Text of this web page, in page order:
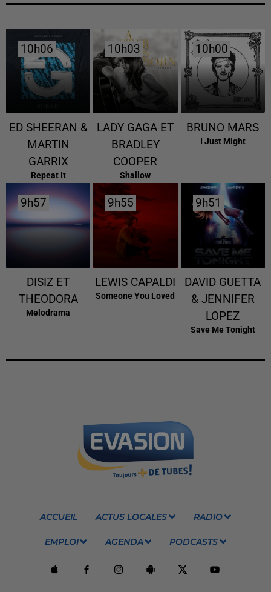
10h06
10h06
ED SHEERAN &
MARTIN
GARRIX
Repeat It
10h03
10h03
LADY GAGA ET
BRADLEY
COOPER
Shallow
10h00
10h00
BRUNO MARS
I Just Might
9h57
9h57
DISIZ ET
THEODORA
Melodrama
9h55
9h55
LEWIS CAPALDI
Someone You Loved
9h51
9h51
DAVID GUETTA
& JENNIFER
LOPEZ
Save Me Tonight
ACCUEIL ACTUS LOCALES RADIO
EMPLOI AGENDA PODCASTS